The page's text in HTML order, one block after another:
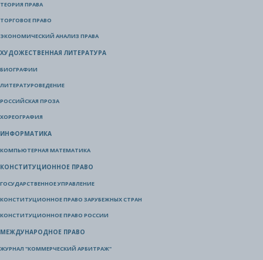
ТЕОРИЯ ПРАВА
ТОРГОВОЕ ПРАВО
ЭКОНОМИЧЕСКИЙ АНАЛИЗ ПРАВА
ХУДОЖЕСТВЕННАЯ ЛИТЕРАТУРА
БИОГРАФИИ
ЛИТЕРАТУРОВЕДЕНИЕ
РОССИЙСКАЯ ПРОЗА
ХОРЕОГРАФИЯ
ИНФОРМАТИКА
КОМПЬЮТЕРНАЯ МАТЕМАТИКА
КОНСТИТУЦИОННОЕ ПРАВО
ГОСУДАРСТВЕННОЕ УПРАВЛЕНИЕ
КОНСТИТУЦИОННОЕ ПРАВО ЗАРУБЕЖНЫХ СТРАН
КОНСТИТУЦИОННОЕ ПРАВО РОССИИ
МЕЖДУНАРОДНОЕ ПРАВО
ЖУРНАЛ "КОММЕРЧЕСКИЙ АРБИТРАЖ"